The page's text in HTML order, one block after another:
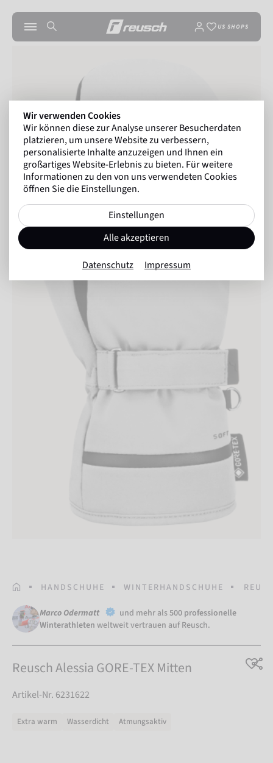
US SHOPS
STARTSEITEHANDSCHUHE WINTERHANDSCHUHE
Marco Odermatt und mehr als500 professionelle
Winterathleten weltweit vertrauen auf Reusch.
Reusch Alessia GORE-TEX Mitten
Artikel-Nr. 6231622
Extra warm Wasserdicht Atmungsaktiv
Wir verwenden Cookies
Wir können diese zur Analyse unserer Besucherdaten
platzieren, um unsere Website zu verbessern,
personalisierte Inhalte anzuzeigen und Ihnen ein
großartiges Website-Erlebnis zu bieten. Für weitere
Informationen zu den von uns verwendeten Cookies
öffnen Sie die Einstellungen.
Einstellungen
Alle akzeptieren
Datenschutz Impressum